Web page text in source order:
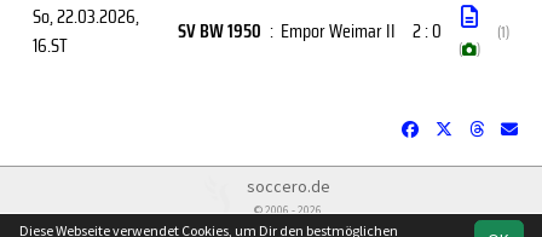
So, 22.03.2026,
16.ST
SV BW 1950 : Empor Weimar II 2 : 0
( )
(1)
soccero.de
© 2006 - 2026
Diese Webseite verwendet Cookies, um Dir den bestmöglichen